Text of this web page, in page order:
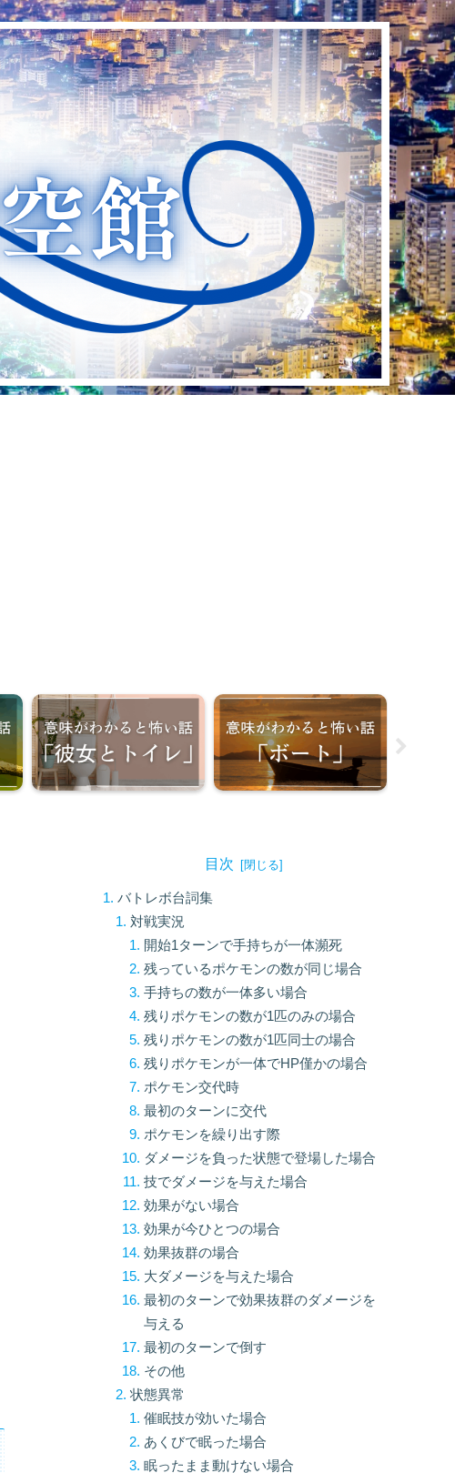
目次
バトレボ台詞集
対戦実況
開始1ターンで手持ちが一体瀕死
残っているポケモンの数が同じ場合
手持ちの数が一体多い場合
残りポケモンの数が1匹のみの場合
残りポケモンの数が1匹同士の場合
残りポケモンが一体でHP僅かの場合
ポケモン交代時
最初のターンに交代
ポケモンを繰り出す際
ダメージを負った状態で登場した場合
技でダメージを与えた場合
効果がない場合
効果が今ひとつの場合
効果抜群の場合
大ダメージを与えた場合
最初のターンで効果抜群のダメージを
与える
最初のターンで倒す
その他
状態異常
催眠技が効いた場合
あくびで眠った場合
眠ったまま動けない場合